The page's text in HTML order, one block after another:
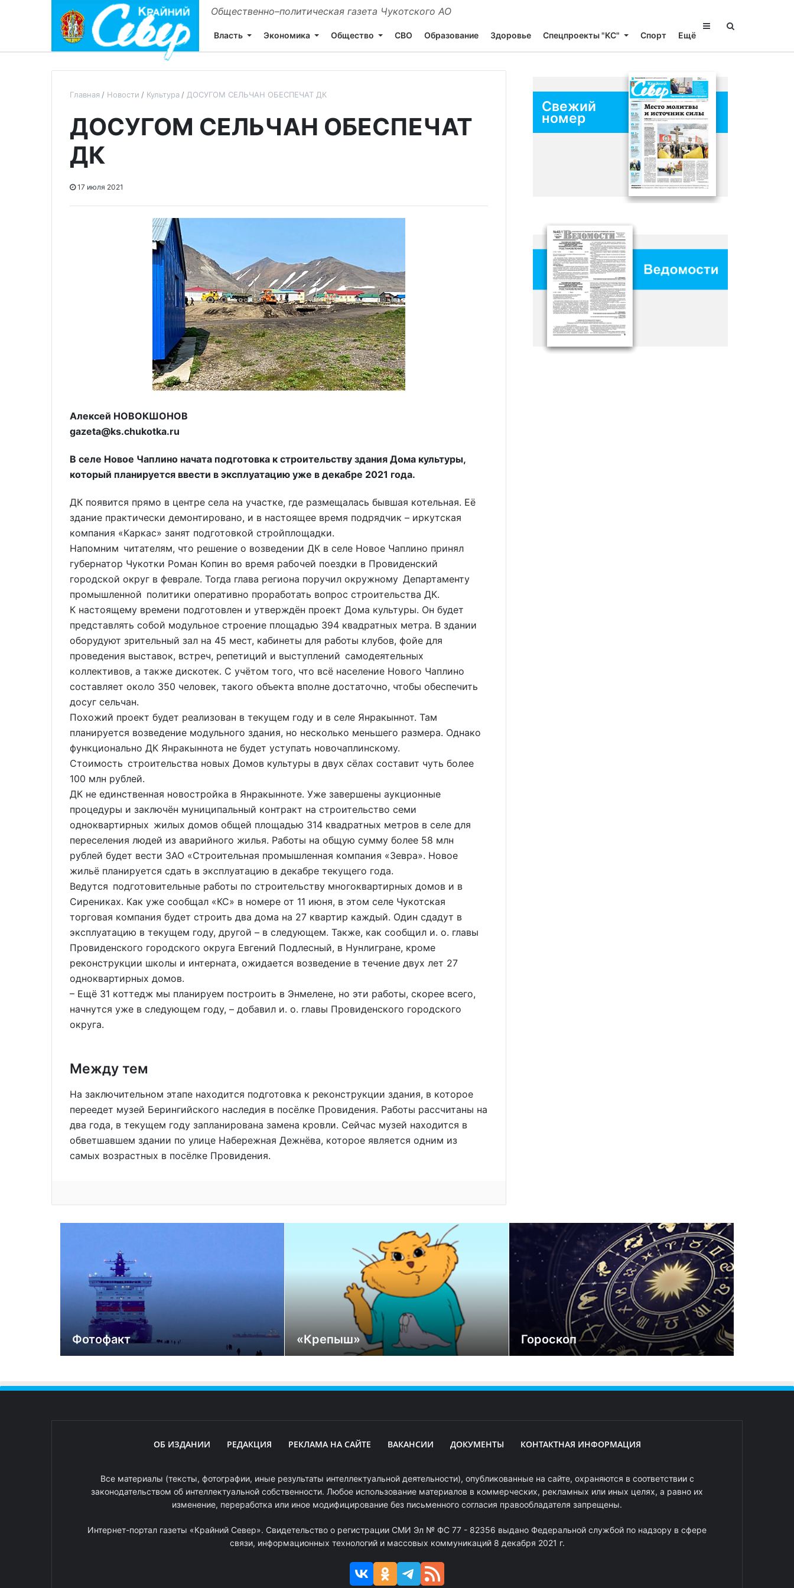
Общественно–политическая газета Чукотского АО
Власть Экономика Общество СВО Образование Здоровье Спецпроекты "КС" Спорт Ещё
Главная Новости Культура ДОСУГОМ СЕЛЬЧАН ОБЕСПЕЧАТ ДК
ДОСУГОМ СЕЛЬЧАН ОБЕСПЕЧАТ
ДК
17 июля 2021
Алексей НОВОКШОНОВ
gazeta@ks.chukotka.ru
В селе Новое Чаплино начата подготовка к строительству здания Дома культуры,
который планируется ввести в эксплуатацию уже в декабре 2021 года.
ДК появится прямо в центре села на участке, где размещалась бывшая котельная. Её
здание практически демонтировано, и в настоящее время подрядчик – иркутская
компания «Каркас» занят подготовкой стройплощадки.
Напомним читателям, что решение о возведении ДК в селе Новое Чаплино принял
губернатор Чукотки Роман Копин во время рабочей поездки в Провиденский
городской округ в феврале. Тогда глава региона поручил окружному Департаменту
промышленной политики оперативно проработать вопрос строительства ДК.
К настоящему времени подготовлен и утверждён проект Дома культуры. Он будет
представлять собой модульное строение площадью 394 квадратных метра. В здании
оборудуют зрительный зал на 45 мест, кабинеты для работы клубов, фойе для
проведения выставок, встреч, репетиций и выступлений самодеятельных
коллективов, а также дискотек. С учётом того, что всё население Нового Чаплино
составляет около 350 человек, такого объекта вполне достаточно, чтобы обеспечить
досуг сельчан.
Похожий проект будет реализован в текущем году и в селе Янракыннот. Там
планируется возведение модульного здания, но несколько меньшего размера. Однако
функционально ДК Янракыннота не будет уступать новочаплинскому.
Стоимость строительства новых Домов культуры в двух сёлах составит чуть более
100 млн рублей.
ДК не единственная новостройка в Янракынноте. Уже завершены аукционные
процедуры и заключён муниципальный контракт на строительство семи
одноквартирных жилых домов общей площадью 314 квадратных метров в селе для
переселения людей из аварийного жилья. Работы на общую сумму более 58 млн
рублей будет вести ЗАО «Строительная промышленная компания «Зевра». Новое
жильё планируется сдать в эксплуатацию в декабре текущего года.
Ведутся подготовительные работы по строительству многоквартирных домов и в
Сирениках. Как уже сообщал «КС» в номере от 11 июня, в этом селе Чукотская
торговая компания будет строить два дома на 27 квартир каждый. Один сдадут в
эксплуатацию в текущем году, другой – в следующем. Также, как сообщил и. о. главы
Провиденского городского округа Евгений Подлесный, в Нунлигране, кроме
реконструкции школы и интерната, ожидается возведение в течение двух лет 27
одноквартирных домов.
– Ещё 31 коттедж мы планируем построить в Энмелене, но эти работы, скорее всего,
начнутся уже в следующем году, – добавил и. о. главы Провиденского городского
округа.
Между тем
На заключительном этапе находится подготовка к реконструкции здания, в которое
переедет музей Берингийского наследия в посёлке Провидения. Работы рассчитаны на
два года, в текущем году запланирована замена кровли. Сейчас музей находится в
обветшавшем здании по улице Набережная Дежнёва, которое является одним из
самых возрастных в посёлке Провидения.
Свежий
номер
Фотофакт «Крепыш» Гороскоп
ОБ ИЗДАНИИ РЕДАКЦИЯ РЕКЛАМА НА САЙТЕ ВАКАНСИИ ДОКУМЕНТЫ КОНТАКТНАЯ ИНФОРМАЦИЯ
Все материалы (тексты, фотографии, иные результаты интеллектуальной деятельности), опубликованные на сайте, охраняются в соответствии с
законодательством об интеллектуальной собственности. Любое использование материалов в коммерческих, рекламных или иных целях, а равно их
изменение, переработка или иное модифицирование без письменного согласия правообладателя запрещены.
Интернет-портал газеты «Крайний Север». Свидетельство о регистрации СМИ Эл № ФС 77 - 82356 выдано Федеральной службой по надзору в сфере
связи, информационных технологий и массовых коммуникаций 8 декабря 2021 г.